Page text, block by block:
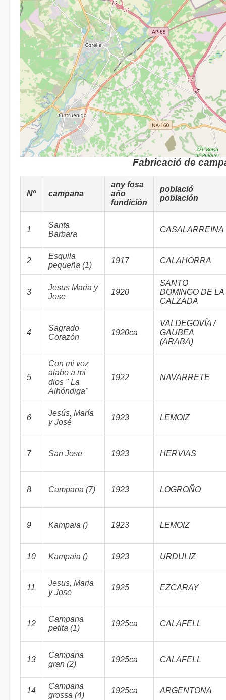
Fabricació de
Nº campana
any fosa
año
fundición
població
población
1
Santa
Barbara
CASALARREINA
2
Esquila
pequeña (1)
1917 CALAHORRA
3
Jesus Maria y
Jose
1920
SANTO
DOMINGO DE LA
CALZADA
4
Sagrado
Corazón
1920ca
VALDEGOVÍA /
GAUBEA
(ARABA)
5
Con mi voz
alabo a mi
dios " La
Alhóndiga"
1922 NAVARRETE
6
Jesús, María
y José
1923 LEMOIZ
7 San Jose 1923 HERVIAS
8 Campana (7) 1923 LOGROÑO
9 Kampaia () 1923 LEMOIZ
10 Kampaia () 1923 URDULIZ
11
Jesus, Maria
y Jose
1925 EZCARAY
12
Campana
petita (1)
1925ca CALAFELL
13
Campana
gran (2)
1925ca CALAFELL
14
Campana
grossa (4)
1925ca ARGENTONA